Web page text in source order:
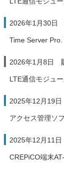
2026年1月30日
Time Server
2026年1月8日
LTE通信モジュ
2025年12月19日
アクセス管理ソ
2025年12月11日
CREPiCO端末